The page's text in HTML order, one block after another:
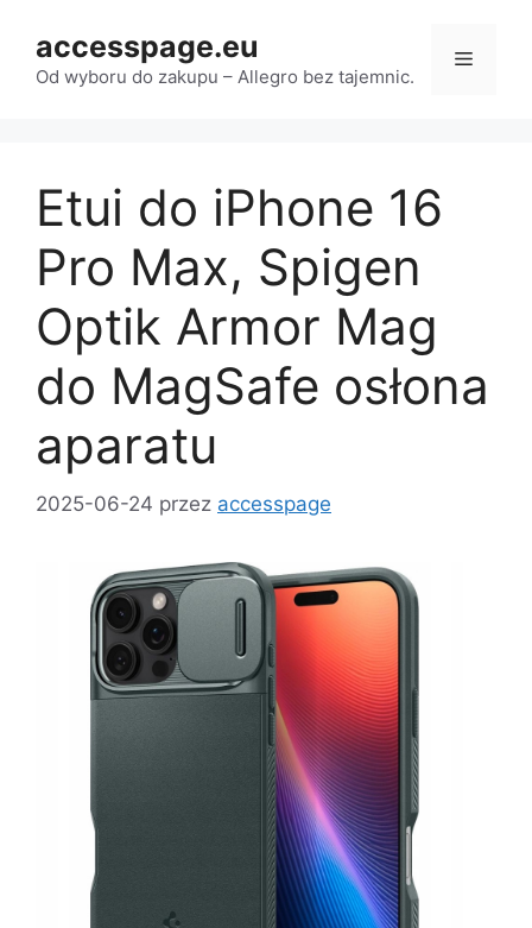
treści
accesspage.eu
Od wyboru do zakupu – Allegro bez tajemnic.
Menu
Etui do iPhone 16
Pro Max, Spigen
Optik Armor Mag
do MagSafe osłona
aparatu
2025-06-24 przez accesspage